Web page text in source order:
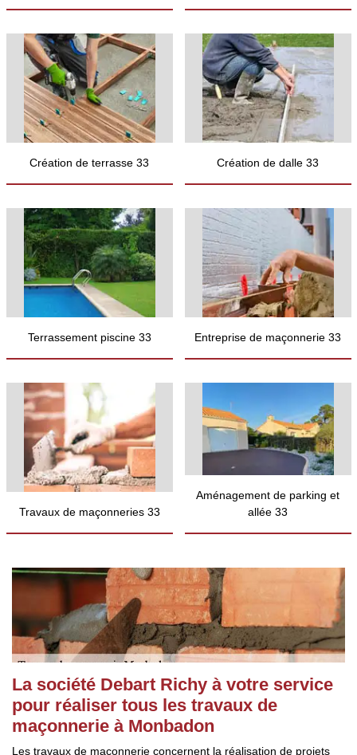
Création de terrasse 33 Création de dalle 33
Terrassement piscine 33 Entreprise de maçonnerie 33
Travaux de maçonneries 33
Aménagement de parking et
allée 33
La société Debart Richy à votre service
pour réaliser tous les travaux de
maçonnerie à Monbadon
Les travaux de maçonnerie concernent la réalisation de projets